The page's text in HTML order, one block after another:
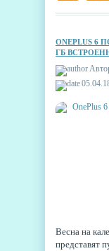
ONEPLUS 6
ГБ
Весна на
представят